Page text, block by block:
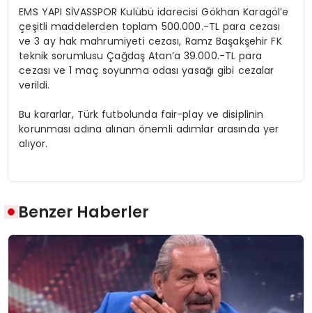
EMS YAPI SİVASSPOR Kulübü idarecisi Gökhan Karagöl’e
çeşitli maddelerden toplam 500.000.-TL para cezası
ve 3 ay hak mahrumiyeti cezası, Ramz Başakşehir FK
teknik sorumlusu Çağdaş Atan’a 39.000.-TL para
cezası ve 1 maç soyunma odası yasağı gibi cezalar
verildi.
Bu kararlar, Türk futbolunda fair-play ve disiplinin
korunması adına alınan önemli adımlar arasında yer
alıyor.
Benzer Haberler